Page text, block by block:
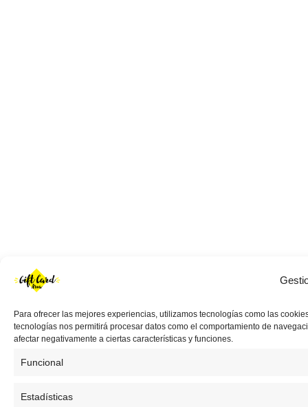
Para ofrecer las mejores experiencias, utilizamos tecnologías como las
tecnologías nos permitirá procesar datos como el comportamiento de
afectar negativamente a ciertas características y funciones.
Funcional
Estadísticas